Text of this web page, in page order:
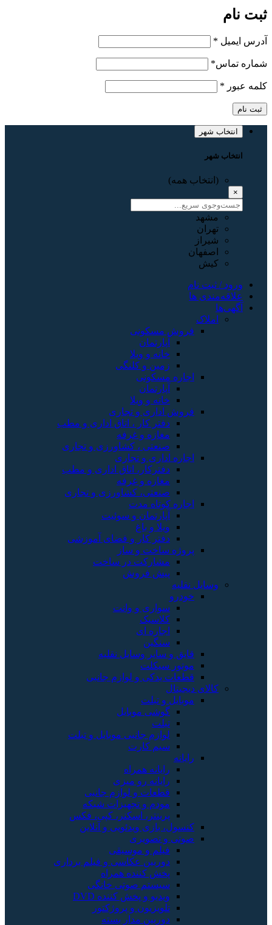
ثبت نام
آدرس ایمیل *
شماره تماس*
کلمه عبور *
ثبت نام
انتخاب شهر
انتخاب شهر
(انتخاب همه)
×
مشهد
تهران
شیراز
اصفهان
کیش
ورود / ثبت نام
علاقه‌مندی ها
آگهی‌ها
املاک
فروش مسکونی
آپارتمان
خانه و ویلا
زمین و کلنگی
اجاره مسکونی
آپارتمان
خانه و ویلا
فروش اداری و تجاری
دفتر کار ، اتاق اداری و مطب
مغازه و غرفه
صنعتی ، کشاورزی و تجاری
اجاره اداری و تجاری
دفترکار، اتاق اداری و مطب
مغازه و غرفه
صنعتی، کشاورزی و تجاری
اجاره کوتاه مدت
آپارتمان و سوئیت
ویلا و باغ
دفتر کار و فضای آموزشی
پروژه ساخت و ساز
مشارکت در ساخت
پیش فروش
وسایل نقلیه
خودرو
سواری و وانت
کلاسیک
اجاره ای
سنگین
قایق و سایر وسایل نقلیه
موتور سیکلت
قطعات یدکی و لوازم جانبی
کالای دیجیتال
موبایل و تبلت
گوشی موبایل
تبلت
لوازم جانبی موبایل و تبلت
سیم کارت
رایانه
رایانه همراه
رایانه رو میزی
قطعات و لوازم جانبی
مودم و تجهیزات شبکه
پرینتر، اسکنر، کپی، فکس
کنسول، بازی‌ ویدئویی و آنلاین
صوتی و تصویری
فیلم و موسیقی
دوربین عکاسی و فیلم برداری
پخش کننده همراه
سیستم صوتی خانگی
ویدیو و پخش کننده DVD
تلویزیون و پروژکتور
دوربین مدار بسته